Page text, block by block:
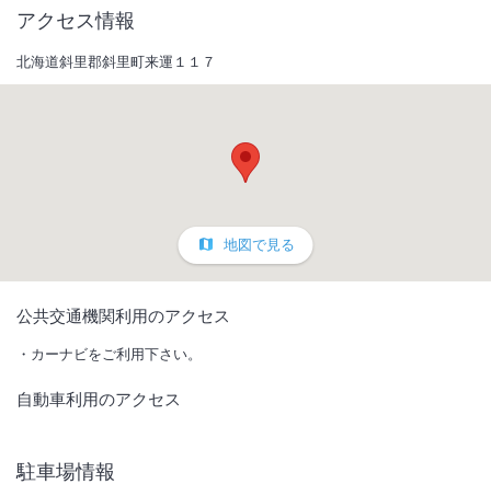
当宿は、旧来運小学校内に併設された教員住宅を改装した貸別荘になり
アクセス情報
北海道斜里郡斜里町来運１１７
地図で見る
公共交通機関利用のアクセス
カーナビをご利用下さい。
自動車利用のアクセス
駐車場情報